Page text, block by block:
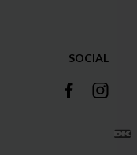
SOCIAL